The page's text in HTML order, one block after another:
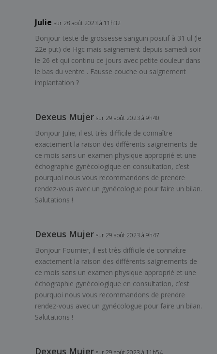
Julie sur 28 août 2023 à 11h32
Bonjour teste de grossesse sanguin positif à 31 ul (le
22e put) de Hgc mais saignement depuis samedi soir
le 26 et qui continu ce jours avec petite douleur dans
le bas du ventre . Fausse couche ou saignement
implantation ?
Dexeus Mujer sur 29 août 2023 à 9h40
Bonjour Julie, il est très difficile de connaître
exactement la raison des différents saignements de
ce mois sans un examen physique approprié et une
échographie gynécologique en consultation, c’est
pourquoi nous vous recommandons de prendre
rendez-vous avec un gynécologue pour faire un bilan.
Salutations !
Dexeus Mujer sur 29 août 2023 à 9h47
Bonjour Fournier, il est très difficile de connaître
exactement la raison des différents saignements de
ce mois sans un examen physique approprié et une
échographie gynécologique en consultation, c’est
pourquoi nous vous recommandons de prendre
rendez-vous avec un gynécologue pour faire un bilan.
Salutations !
Dexeus Mujer sur 29 août 2023 à 11h54